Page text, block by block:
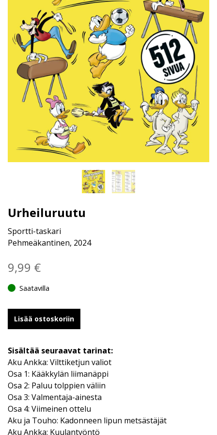
Urheiluruutu
Sportti-taskari
Pehmeäkantinen, 2024
9,99 €
Saatavilla
Lisää ostoskoriin
Sisältää seuraavat tarinat:
Aku Ankka: Vilttiketjun valiot
Osa 1: Kääkkylän liimanäppi
Osa 2: Paluu tolppien väliin
Osa 3: Valmentaja-ainesta
Osa 4: Viimeinen ottelu
Aku ja Touho: Kadonneen lipun metsästäjät
Aku Ankka: Kuulantyöntö